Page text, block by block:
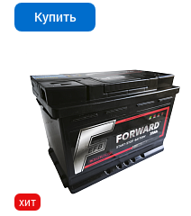
Купить
хит